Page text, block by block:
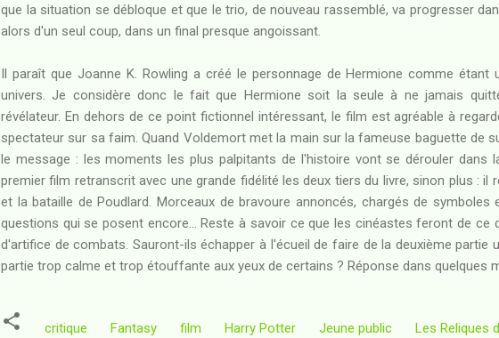
que la situation se débloque et que le trio, de nouveau rassemblé, va progresser
alors d'un seul coup, dans un final presque angoissant.
Il paraît que Joanne K. Rowling a créé le personnage de Hermione comme
univers. Je considère donc le fait que Hermione soit la seule à ne jamais
révélateur. En dehors de ce point fictionnel intéressant, le film est agréable à
spectateur sur sa faim. Quand Voldemort met la main sur la fameuse baguette de
le message : les moments les plus palpitants de l'histoire vont se dérouler dans
premier film retranscrit avec une grande fidélité les deux tiers du livre, sinon plus : il
et la bataille de Poudlard. Morceaux de bravoure annoncés, chargés de
questions qui se posent encore... Reste à savoir ce que les cinéastes feront de ce
d'artifice de combats. Sauront-ils échapper à l'écueil de faire de la deuxième partie
partie trop calme et trop étouffante aux yeux de certains ? Réponse dans quelques
critique Fantasy film Harry Potter Jeune public Les Reliques